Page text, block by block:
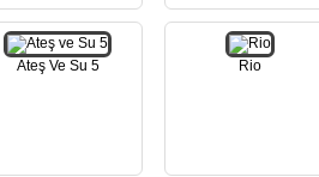
Ateş Ve Su 5 Rio